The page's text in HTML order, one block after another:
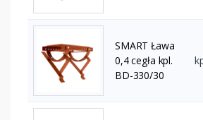
SMART Ława
0,4 cegła kpl.
BD-330/30